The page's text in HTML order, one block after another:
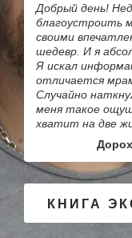
Добрый день!
благоустроить
своими
шедевр. И я
Я искал
отличается
Случайно
меня такое
хватит на две
КНИГА